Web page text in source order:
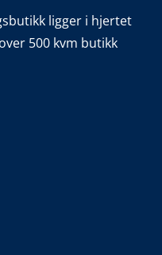
ligger i hjertet
500 kvm butikk